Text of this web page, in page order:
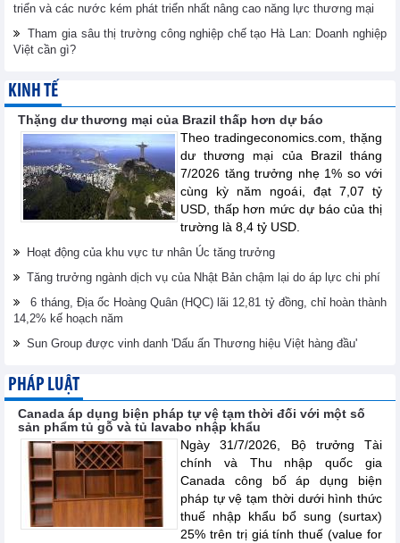
triển và các nước kém phát triển nhất nâng cao năng lực thương mại
Tham gia sâu thị trường công nghiệp chế tạo Hà Lan: Doanh nghiệp
Việt cần gì?
KINH TẾ
Thặng dư thương mại của Brazil thấp hơn dự báo
Theo tradingeconomics.com, thặng
dư thương mại của Brazil tháng
7/2026 tăng trưởng nhẹ 1% so với
cùng kỳ năm ngoái, đạt 7,07 tỷ
USD, thấp hơn mức dự báo của thị
trường là 8,4 tỷ USD.
Hoạt động của khu vực tư nhân Úc tăng trưởng
Tăng trưởng ngành dịch vụ của Nhật Bản chậm lại do áp lực chi phí
6 tháng, Địa ốc Hoàng Quân (HQC) lãi 12,81 tỷ đồng, chỉ hoàn thành
14,2% kế hoạch năm
Sun Group được vinh danh 'Dấu ấn Thương hiệu Việt hàng đầu'
PHÁP LUẬT
Canada áp dụng biện pháp tự vệ tạm thời đối với một số
sản phẩm tủ gỗ và tủ lavabo nhập khẩu
Ngày 31/7/2026, Bộ trưởng Tài
chính và Thu nhập quốc gia
Canada công bố áp dụng biện
pháp tự vệ tạm thời dưới hình thức
thuế nhập khẩu bổ sung (surtax)
25% trên trị giá tính thuế (value for